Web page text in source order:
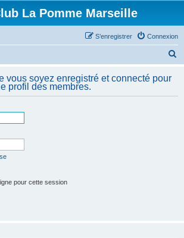
La Pomme Marseille
Connexion
S’enregistrer
h
vous soyez enregistré et connecté pour
profil des membres.
pour cette session